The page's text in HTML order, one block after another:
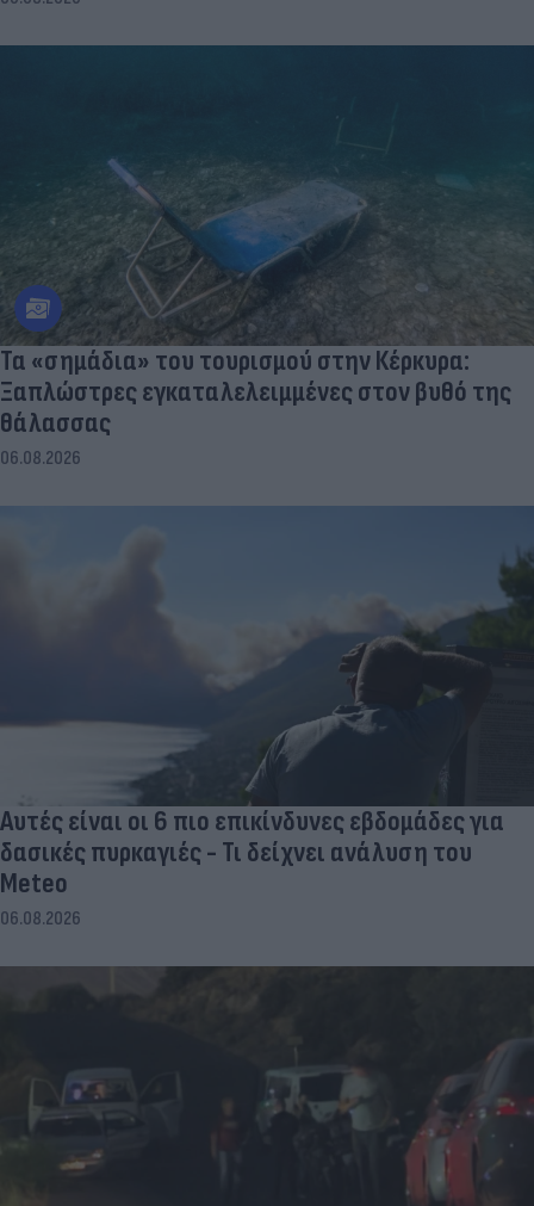
Τα «σημάδια» του τουρισμού στην Κέρκυρα:
Ξαπλώστρες εγκαταλελειμμένες στον βυθό της
θάλασσας
06.08.2026
Αυτές είναι οι 6 πιο επικίνδυνες εβδομάδες για
δασικές πυρκαγιές - Τι δείχνει ανάλυση του
Meteo
06.08.2026